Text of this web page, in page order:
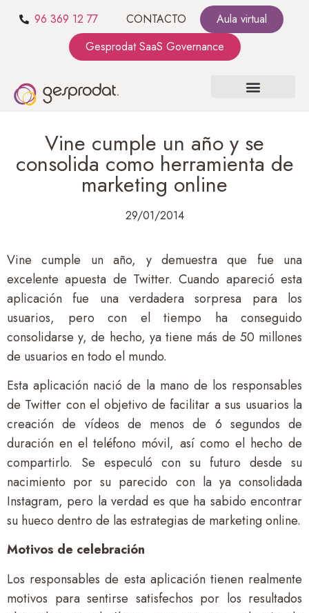
96 369 12 77 CONTACTO
Aula virtual
Gesprodat SaaS Governance
Vine cumple un año y se
consolida como herramienta de
marketing online
29/01/2014
Vine cumple un año, y demuestra que fue una
excelente apuesta de Twitter. Cuando apareció esta
aplicación fue una verdadera sorpresa para los
usuarios, pero con el tiempo ha conseguido
consolidarse y, de hecho, ya tiene más de 50 millones
de usuarios en todo el mundo.
Esta aplicación nació de la mano de los responsables
de Twitter con el objetivo de facilitar a sus usuarios la
creación de vídeos de menos de 6 segundos de
duración en el teléfono móvil, así como el hecho de
compartirlo. Se especuló con su futuro desde su
nacimiento por su parecido con la ya consolidada
Instagram, pero la verdad es que ha sabido encontrar
su hueco dentro de las estrategias de marketing online.
Motivos de celebración
Los responsables de esta aplicación tienen realmente
motivos para sentirse satisfechos por los resultados